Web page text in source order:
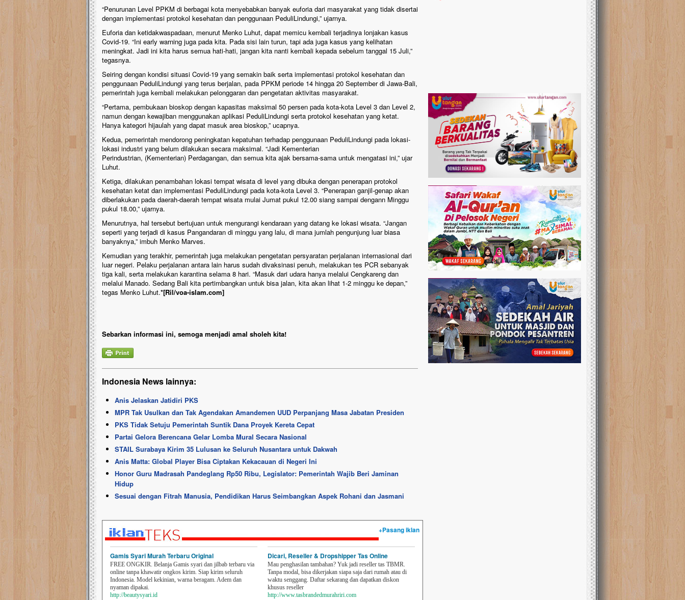
“Penurunan Level PPKM di berbagai kota menyebabkan banyak euforia dari masyarakat yang tidak disertai
dengan implementasi protokol kesehatan dan penggunaan PeduliLindungi,” ujarnya.
Euforia dan ketidakwaspadaan, menurut Menko Luhut, dapat memicu kembali terjadinya lonjakan kasus
Covid-19. “Ini early warning juga pada kita. Pada sisi lain turun, tapi ada juga kasus yang kelihatan
meningkat. Jadi ini kita harus semua hati-hati, jangan kita nanti kembali kepada sebelum tanggal 15 Juli,”
tegasnya.
Seiring dengan kondisi situasi Covid-19 yang semakin baik serta implementasi protokol kesehatan dan
penggunaan PeduliLindungi yang terus berjalan, pada PPKM periode 14 hingga 20 September di Jawa-Bali,
pemerintah juga kembali melakukan pelonggaran dan pengetatan aktivitas masyarakat.
“Pertama, pembukaan bioskop dengan kapasitas maksimal 50 persen pada kota-kota Level 3 dan Level 2,
namun dengan kewajiban menggunakan aplikasi PeduliLindungi serta protokol kesehatan yang ketat.
Hanya kategori hijaulah yang dapat masuk area bioskop,” ucapnya.
Kedua, pemerintah mendorong peningkatan kepatuhan terhadap penggunaan PeduliLindungi pada lokasi-
lokasi industri yang belum dilakukan secara maksimal. “Jadi Kementerian
Perindustrian, (Kementerian) Perdagangan, dan semua kita ajak bersama-sama untuk mengatasi ini,” ujar
Luhut.
Ketiga, dilakukan penambahan lokasi tempat wisata di level yang dibuka dengan penerapan protokol
kesehatan ketat dan implementasi PeduliLindungi pada kota-kota Level 3. “Penerapan ganjil-genap akan
diberlakukan pada daerah-daerah tempat wisata mulai Jumat pukul 12.00 siang sampai dengann Minggu
pukul 18.00,” ujarnya.
Menurutnya, hal tersebut bertujuan untuk mengurangi kendaraan yang datang ke lokasi wisata. “Jangan
seperti yang terjadi di kasus Pangandaran di minggu yang lalu, di mana jumlah pengunjung luar biasa
banyaknya,” imbuh Menko Marves.
Kemudian yang terakhir, pemerintah juga melakukan pengetatan persyaratan perjalanan internasional dari
luar negeri. Pelaku perjalanan antara lain harus sudah divaksinasi penuh, melakukan tes PCR sebanyak
tiga kali, serta melakukan karantina selama 8 hari. “Masuk dari udara hanya melalui Cengkareng dan
melalui Manado. Sedang Bali kita pertimbangkan untuk bisa jalan, kita akan lihat 1-2 minggu ke depan,”
tegas Menko Luhut.*[Ril/voa-islam.com]
Sebarkan informasi ini, semoga menjadi amal sholeh kita!
Indonesia News lainnya:
Anis Jelaskan Jatidiri PKS
MPR Tak Usulkan dan Tak Agendakan Amandemen UUD Perpanjang Masa Jabatan Presiden
PKS Tidak Setuju Pemerintah Suntik Dana Proyek Kereta Cepat
Partai Gelora Berencana Gelar Lomba Mural Secara Nasional
STAIL Surabaya Kirim 35 Lulusan ke Seluruh Nusantara untuk Dakwah
Anis Matta: Global Player Bisa Ciptakan Kekacauan di Negeri Ini
Honor Guru Madrasah Pandeglang Rp50 Ribu, Legislator: Pemerintah Wajib Beri Jaminan
Hidup
Sesuai dengan Fitrah Manusia, Pendidikan Harus Seimbangkan Aspek Rohani dan Jasmani
+Pasang iklan
Gamis Syari Murah Terbaru Original
FREE ONGKIR. Belanja Gamis syari dan jilbab terbaru via
online tanpa khawatir ongkos kirim. Siap kirim seluruh
Indonesia. Model kekinian, warna beragam. Adem dan
nyaman dipakai.
http://beautysyari.id
Dicari, Reseller & Dropshipper Tas Online
Mau penghasilan tambahan? Yuk jadi reseller tas TBMR.
Tanpa modal, bisa dikerjakan siapa saja dari rumah atau di
waktu senggang. Daftar sekarang dan dapatkan diskon
khusus reseller
http://www.tasbrandedmurahriri.com